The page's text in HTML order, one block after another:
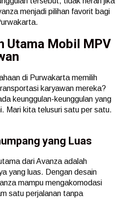
menjadi pilihan favorit bagi
Utama Mobil MPV
di Purwakarta memilih
karyawan mereka?
keunggulan-keunggulan yang
Mari kita telusuri satu per satu.
yang Luas
dari Avanza adalah
yang luas. Dengan desain
mampu mengakomodasi
satu perjalanan tanpa